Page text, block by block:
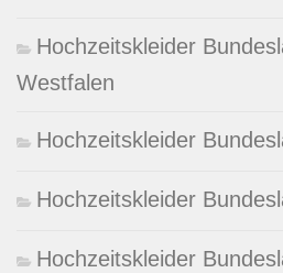
Hochzeitskleider
Westfalen
Hochzeitskleider
Hochzeitskleider
Hochzeitskleider